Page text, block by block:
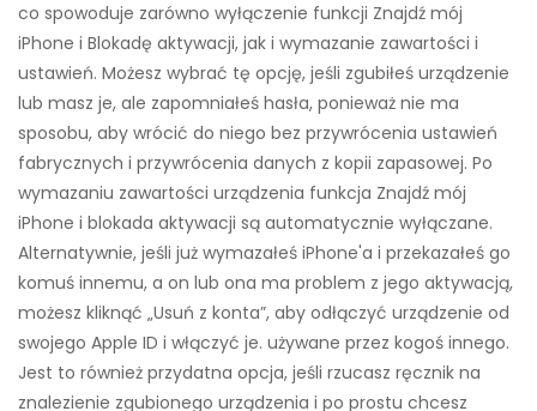
co spowoduje zarówno wyłączenie funkcji Znajdź mój
iPhone i Blokadę aktywacji, jak i wymazanie zawartości i
ustawień. Możesz wybrać tę opcję, jeśli zgubiłeś urządzenie
lub masz je, ale zapomniałeś hasła, ponieważ nie ma
sposobu, aby wrócić do niego bez przywrócenia ustawień
fabrycznych i przywrócenia danych z kopii zapasowej. Po
wymazaniu zawartości urządzenia funkcja Znajdź mój
iPhone i blokada aktywacji są automatycznie wyłączane.
Alternatywnie, jeśli już wymazałeś iPhone'a i przekazałeś go
komuś innemu, a on lub ona ma problem z jego aktywacją,
możesz kliknąć „Usuń z konta”, aby odłączyć urządzenie od
swojego Apple ID i włączyć je. używane przez kogoś innego.
Jest to również przydatna opcja, jeśli rzucasz ręcznik na
znalezienie zgubionego urządzenia i po prostu chcesz